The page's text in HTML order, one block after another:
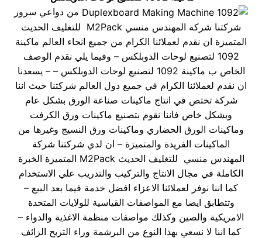
من دواعي سرور
شركتنا شركة المهندس منسي M2Pack للتغليف الحديث
المتميزة ان نقدم لعملائنا الكرام من جميع انحاء العالم ماكينة
1092 لتصنيع لوحات الدوبلكس – وفيما يلي نقدم الوصف
الخاص ب ماكينة 1092 لتصنيع لوحات الدوبلكس – – يسعدنا
ان نقدم لعملائنا الكرام في جميع دول العالم شركتنا حيث اننا
شركة تختص في انتاج ماكينات صناعة الورق بشكل عام
وبشكل خاص فاننا نقوم بتصنيع ماكينات ورق الكرفت
وماكينات الورق الحضاري وماكينات ورق النسيج وغيرها من
الماكينات الفريدة والمتميزة – ان لدي شركتنا شركة
المهندس منسي للتغليف الحديث M2Pack المتميزة الخبرة
الكاملة في مجال الانتاج والتركيب والتدريب علي الاستخدام
كما اننا نوفر لعملائنا الاعزاء افضل خدمة فيما بعد البيع –
وتتطابق ايضا مع المواصفات القياسية للولايات المتحدة
الامريكية والصين وكذلك مواصفات منظمة الاغذية والدواء –
كما اننا لا نسعي بهذا النوع من البرشمة وراء التربح الزائف